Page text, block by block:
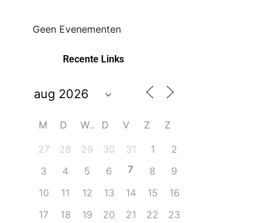
Geen Evenementen
Recente Links
M D W D V Z
Z
27
28 29 30 31 1
2
3
4 5 6 7 8
9
10
11 12 13 14 15
16
17
18 19 20 21 22
23